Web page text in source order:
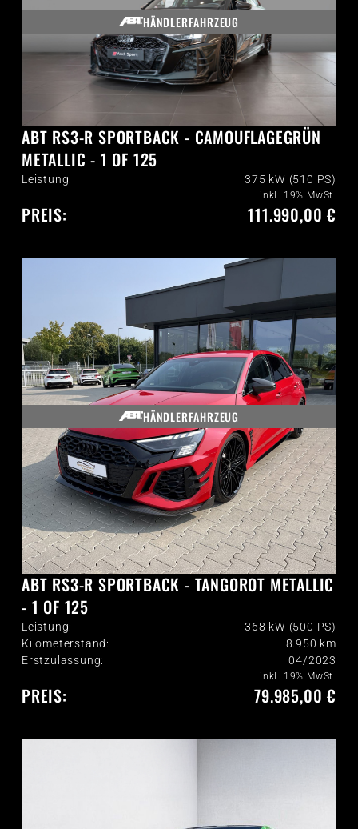
HÄNDLERFAHRZEUG
ABT RS3-R SPORTBACK - CAMOUFLAGEGRÜN
METALLIC - 1 OF 125
Leistung: 375 kW (510 PS)
PREIS:
inkl. 19% MwSt.
111.990,00 €
HÄNDLERFAHRZEUG
ABT RS3-R SPORTBACK - TANGOROT METALLIC
- 1 OF 125
Leistung:
368 kW (500 PS)
Kilometerstand:
8.950 km
Erstzulassung:
04/2023
PREIS:
inkl. 19% MwSt.
79.985,00 €